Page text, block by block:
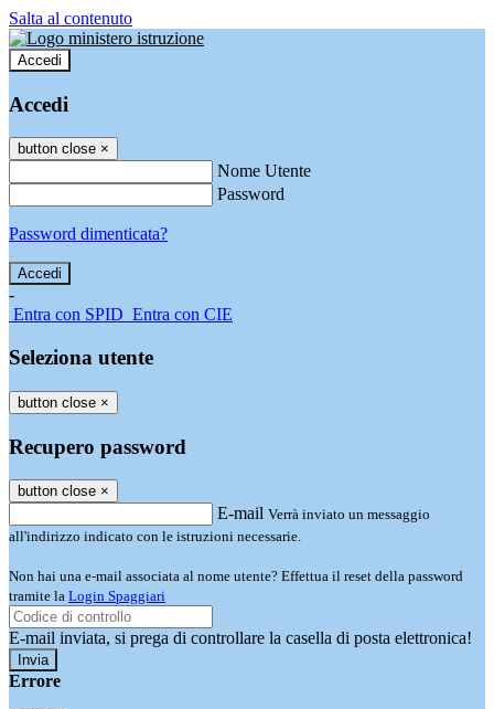
Salta al contenuto
Accedi
Accedi
button close ×
Nome Utente
Password
Password dimenticata?
-
Entra con SPID Entra con CIE
Seleziona utente
button close ×
Recupero password
button close ×
E-mail Verrà inviato un messaggio
all'indirizzo indicato con le istruzioni necessarie.
Non hai una e-mail associata al nome utente? Effettua il reset della password
tramite la Login Spaggiari
E-mail inviata, si prega di controllare la casella di posta elettronica!
Errore